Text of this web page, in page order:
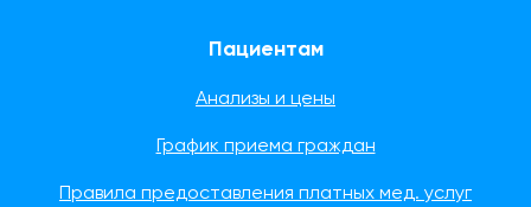
Пациентам
Анализы и цены
График приема граждан
Правила предоставления платных мед. услуг